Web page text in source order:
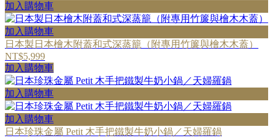
加入購物車
加入購物車
日本製日本檜木附蓋和式深蒸籠（附專用竹簾與檜木木蓋）
NT$5,999
加入購物車
加入購物車
加入購物車
日本珍珠金屬 Petit 木手把鐵製牛奶小鍋／天婦羅鍋